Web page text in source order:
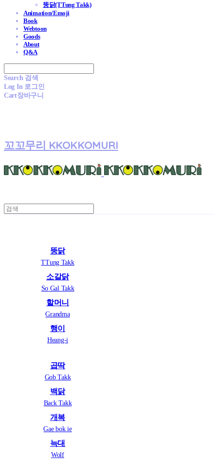
뚱닭(TTung Takk)
Animation/Emoji
Book
Webtoon
Goods
About
Q&A
Search 검색
Log In 로그인
Cart장바구니
꼬꼬무리 KKOKKOMURI
뚱닭
TTung Takk
소갈닭
So Gal Takk
할머니
Grandma
행이
Heang-i
곱딱
Gob Takk
백닭
Back Takk
개복
Gae bok ie
늑대
Wolf